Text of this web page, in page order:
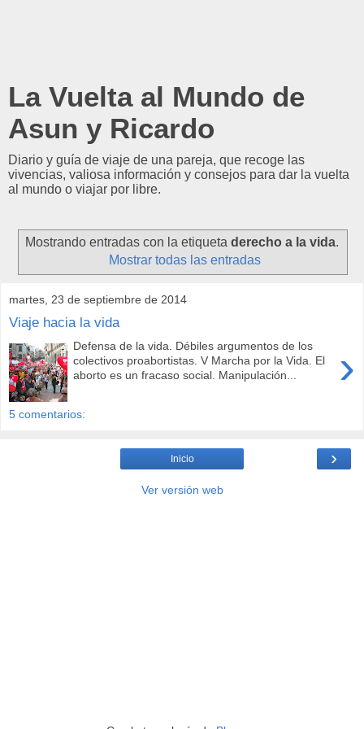
La Vuelta al Mundo de
Asun y Ricardo
Diario y guía de viaje de una pareja, que recoge las
vivencias, valiosa información y consejos para dar la vuelta
al mundo o viajar por libre.
Mostrando entradas con la etiqueta derecho a la vida.
Mostrar todas las entradas
martes, 23 de septiembre de 2014
Viaje hacia la vida
›
Defensa de la vida. Débiles argumentos de los
colectivos proabortistas. V Marcha por la Vida. El
aborto es un fracaso social. Manipulación...
5 comentarios:
›
Inicio
Ver versión web